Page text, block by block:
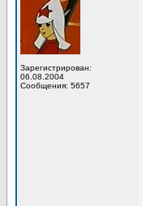
Зарегистрирован:
06.08.2004
Сообщения: 5657